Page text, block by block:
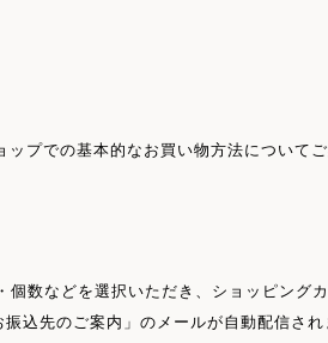
プでの基本的なお買い物方法についてご
個数などを選択いただき、ショッピング
込先のご案内」のメールが自動配信さ